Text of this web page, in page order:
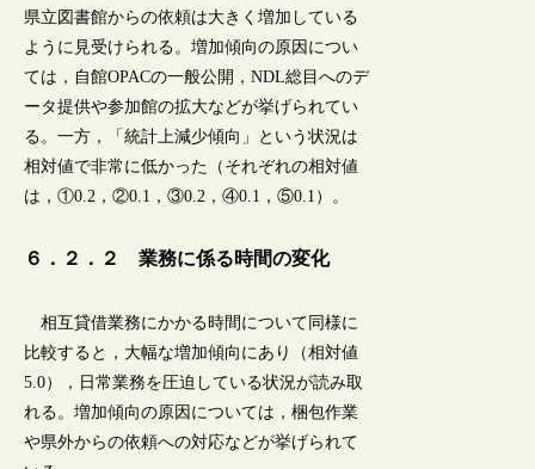
県立図書館からの依頼は大きく増加している
ように見受けられる。増加傾向の原因につい
ては，自館OPACの一般公開，NDL総目へのデ
ータ提供や参加館の拡大などが挙げられてい
る。一方，「統計上減少傾向」という状況は
相対値で非常に低かった（それぞれの相対値
は，①0.2，②0.1，③0.2，④0.1，⑤0.1）。
６．２．２ 業務に係る時間の変化
相互貸借業務にかかる時間について同様に
比較すると，大幅な増加傾向にあり（相対値
5.0），日常業務を圧迫している状況が読み取
れる。増加傾向の原因については，梱包作業
や県外からの依頼への対応などが挙げられて